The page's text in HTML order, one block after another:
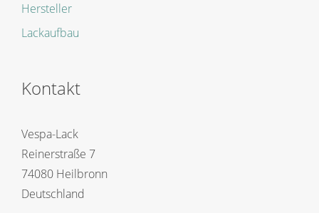
Hersteller
Lackaufbau
Kontakt
Vespa-Lack
Reinerstraße 7
74080 Heilbronn
Deutschland